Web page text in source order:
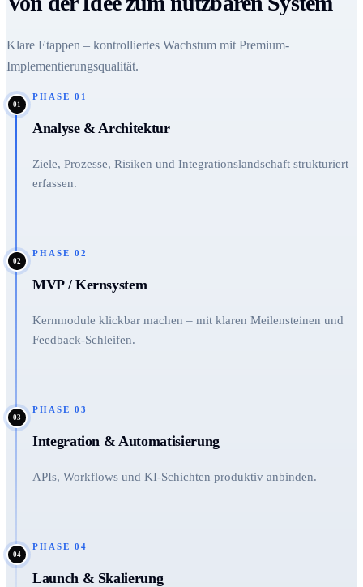
Klare Etappen – kontrolliertes Wachstum mit Premium-
Implementierungsqualität.
01
PHASE 01
Analyse & Architektur
Ziele, Prozesse, Risiken und Integrationslandschaft strukturiert
erfassen.
02
PHASE 02
MVP / Kernsystem
Kernmodule klickbar machen – mit klaren Meilensteinen und
Feedback-Schleifen.
03
PHASE 03
Integration & Automatisierung
APIs, Workflows und KI-Schichten produktiv anbinden.
04
PHASE 04
Launch & Skalierung